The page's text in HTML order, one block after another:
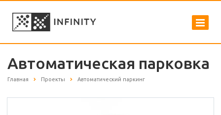
Автоматическая парковка
Главная Проекты Автоматический паркинг